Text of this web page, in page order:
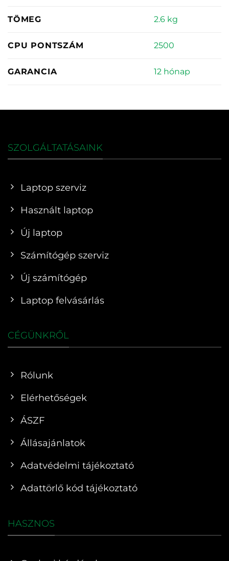
TÖMEG 2.6 kg
CPU PONTSZÁM 2500
GARANCIA 12 hónap
SZOLGÁLTATÁSAINK
Laptop szerviz
Használt laptop
Új laptop
Számítógép szerviz
Új számítógép
Laptop felvásárlás
CÉGÜNKRŐL
Rólunk
Elérhetőségek
ÁSZF
Állásajánlatok
Adatvédelmi tájékoztató
Adattörlő kód tájékoztató
HASZNOS